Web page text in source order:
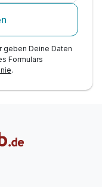
geben Deine Daten
Formulars
.